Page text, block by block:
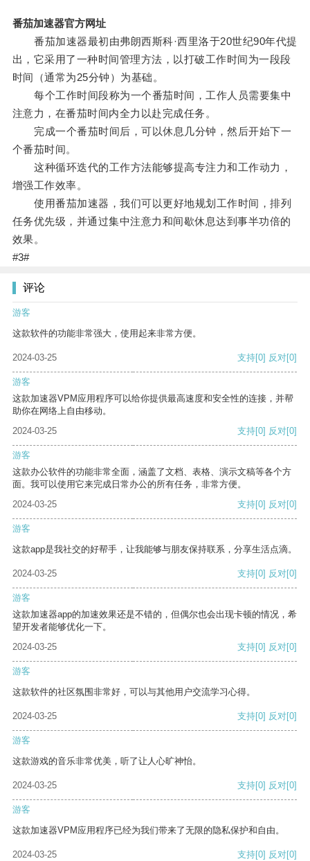
番茄加速器官方网址
番茄加速器最初由弗朗西斯科·西里洛于20世纪90年代提
出，它采用了一种时间管理方法，以打破工作时间为一段段
时间（通常为25分钟）为基础。
每个工作时间段称为一个番茄时间，工作人员需要集中
注意力，在番茄时间内全力以赴完成任务。
完成一个番茄时间后，可以休息几分钟，然后开始下一
个番茄时间。
这种循环迭代的工作方法能够提高专注力和工作动力，
增强工作效率。
使用番茄加速器，我们可以更好地规划工作时间，排列
任务优先级，并通过集中注意力和间歇休息达到事半功倍的
效果。
#3#
评论
游客
这款软件的功能非常强大，使用起来非常方便。
2024-03-25 支持[0] 反对[0]
游客
这款加速器VPM应用程序可以给你提供最高速度和安全性的连接，并帮
助你在网络上自由移动。
2024-03-25
支持[0] 反对[0]
游客
这款办公软件的功能非常全面，涵盖了文档、表格、演示文稿等各个方
面。我可以使用它来完成日常办公的所有任务，非常方便。
2024-03-25
支持[0] 反对[0]
游客
这款app是我社交的好帮手，让我能够与朋友保持联系，分享生活点滴。
2024-03-25 支持[0] 反对[0]
游客
这款加速器app的加速效果还是不错的，但偶尔也会出现卡顿的情况，希
望开发者能够优化一下。
2024-03-25
支持[0] 反对[0]
游客
这款软件的社区氛围非常好，可以与其他用户交流学习心得。
2024-03-25 支持[0] 反对[0]
游客
这款游戏的音乐非常优美，听了让人心旷神怡。
2024-03-25 支持[0] 反对[0]
游客
这款加速器VPM应用程序已经为我们带来了无限的隐私保护和自由。
2024-03-25 支持[0] 反对[0]